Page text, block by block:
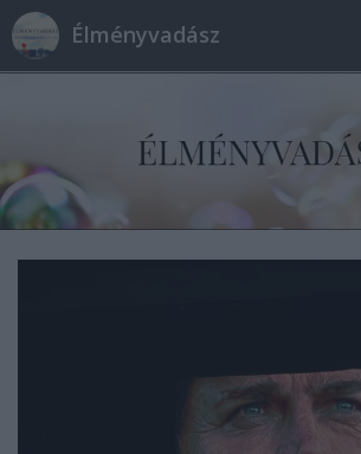
Élményvadász